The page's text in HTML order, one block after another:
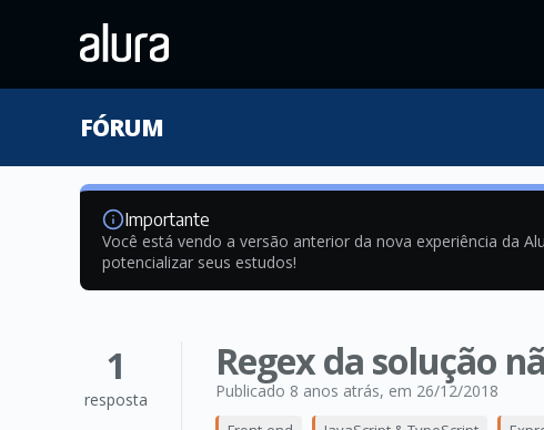
FÓRUM
Importante
Você está vendo a versão anterior da nova experiência da
potencializar seus estudos!
1
resposta
Regex da solução
Publicado 8 anos atrás, em 26/12/2018